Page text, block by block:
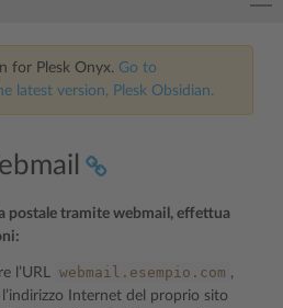
for Plesk Onyx. Go to
latest version, Plesk Obsidian.
postale tramite webmail, effettua
l’URL webmail.esempio.com ,
l’indirizzo Internet del proprio sito